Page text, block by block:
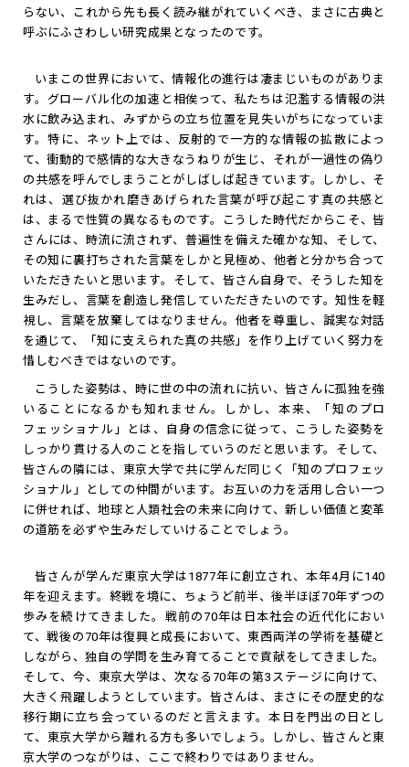
らない、これから先も長く読み継がれていくべき、まさに古典と
呼ぶにふさわしい研究成果となったのです。
いまこの世界において、情報化の進行は凄まじいものがありま
す。グローバル化の加速と相俟って、私たちは氾濫する情報の洪
水に飲み込まれ、みずからの立ち位置を見失いがちになっていま
す。特に、ネット上では、反射的で一方的な情報の拡散によっ
て、衝動的で感情的な大きなうねりが生じ、それが一過性の偽り
の共感を呼んでしまうことがしばしば起きています。しかし、そ
れは、選び抜かれ磨きあげられた言葉が呼び起こす真の共感と
は、まるで性質の異なるものです。こうした時代だからこそ、皆
さんには、時流に流されず、普遍性を備えた確かな知、そして、
その知に裏打ちされた言葉をしかと見極め、他者と分かち合って
いただきたいと思います。そして、皆さん自身で、そうした知を
生みだし、言葉を創造し発信していただきたいのです。知性を軽
視し、言葉を放棄してはなりません。他者を尊重し、誠実な対話
を通じて、「知に支えられた真の共感」を作り上げていく努力を
惜しむべきではないのです。
こうした姿勢は、時に世の中の流れに抗い、皆さんに孤独を強
いることになるかも知れません。しかし、本来、「知のプロ
フェッショナル」とは、自身の信念に従って、こうした姿勢を
しっかり貫ける人のことを指していうのだと思います。そして、
皆さんの隣には、東京大学で共に学んだ同じく「知のプロフェッ
ショナル」としての仲間がいます。お互いの力を活用し合い一つ
に併せれば、地球と人類社会の未来に向けて、新しい価値と変革
の道筋を必ずや生みだしていけることでしょう。
皆さんが学んだ東京大学は1877年に創立され、本年4月に140
年を迎えます。終戦を境に、ちょうど前半、後半ほぼ70年ずつの
歩みを続けてきました。戦前の70年は日本社会の近代化におい
て、戦後の70年は復興と成長において、東西両洋の学術を基礎と
しながら、独自の学問を生み育てることで貢献をしてきました。
そして、今、東京大学は、次なる70年の第3ステージに向けて、
大きく飛躍しようとしています。皆さんは、まさにその歴史的な
移行期に立ち会っているのだと言えます。本日を門出の日とし
て、東京大学から離れる方も多いでしょう。しかし、皆さんと東
京大学のつながりは、ここで終わりではありません。